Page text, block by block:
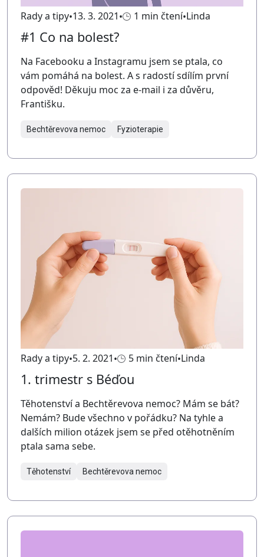
Rady a tipy 13. 3. 2021 1 min čtení Linda
#1 Co na bolest?
Na Facebooku a Instagramu jsem se ptala, co
vám pomáhá na bolest. A s radostí sdílím první
odpověd! Děkuju moc za e-mail i za důvěru,
Františku.
Bechtěrevova nemoc Fyzioterapie
Rady a tipy 5. 2. 2021 5 min čtení Linda
1. trimestr s Béďou
Těhotenství a Bechtěrevova nemoc? Mám se bát?
Nemám? Bude všechno v pořádku? Na tyhle a
dalších milion otázek jsem se před otěhotněním
ptala sama sebe.
Těhotenství Bechtěrevova nemoc